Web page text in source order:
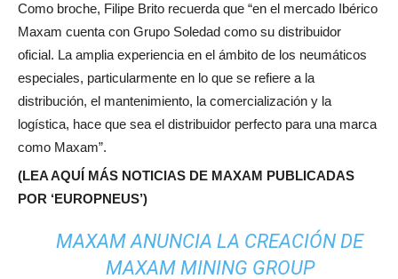
Como broche, Filipe Brito recuerda que “en el mercado Ibérico
Maxam cuenta con Grupo Soledad como su distribuidor
oficial. La amplia experiencia en el ámbito de los neumáticos
especiales, particularmente en lo que se refiere a la
distribución, el mantenimiento, la comercialización y la
logística, hace que sea el distribuidor perfecto para una marca
como Maxam”.
(LEA AQUÍ MÁS NOTICIAS DE MAXAM PUBLICADAS
POR ‘EUROPNEUS’)
MAXAM ANUNCIA LA CREACIÓN DE
MAXAM MINING GROUP